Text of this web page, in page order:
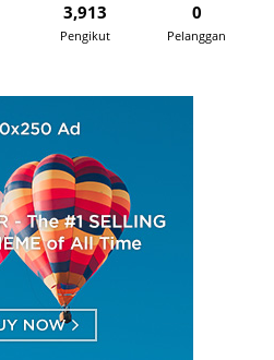
3,913
Pengikut
0
Pelanggan